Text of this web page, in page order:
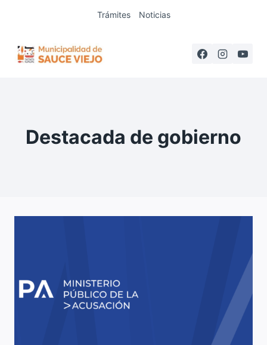
Trámites Noticias
Destacada de gobierno